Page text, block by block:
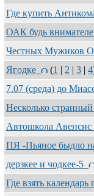
Где купить
ОАК будь
Честных Мужиков
Ягодке
(1 | 2 | 3 | 4
7.07 (среда) до
Несколько
Автошкола Авенсис
ПЯ -Пьяное быдло
дерзкее и чодкее-5
Где взять